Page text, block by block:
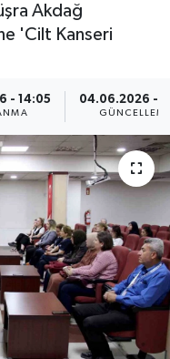
Akdağ
'Cilt Kanseri
- 14:05 04.06.2026 -